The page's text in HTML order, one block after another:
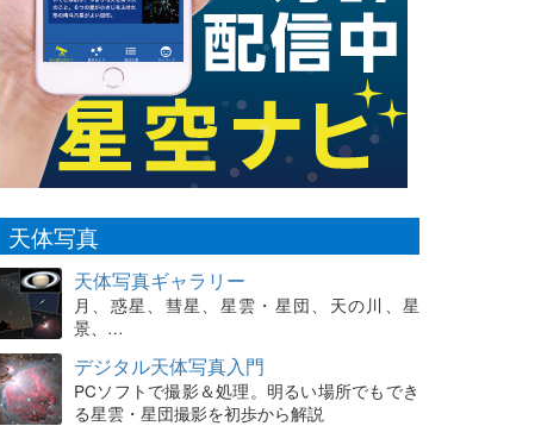
天体写真
天体写真ギャラリー
月、惑星、彗星、星雲・星団、天の川、星
景、…
デジタル天体写真入門
PCソフトで撮影＆処理。明るい場所でもでき
る星雲・星団撮影を初歩から解説